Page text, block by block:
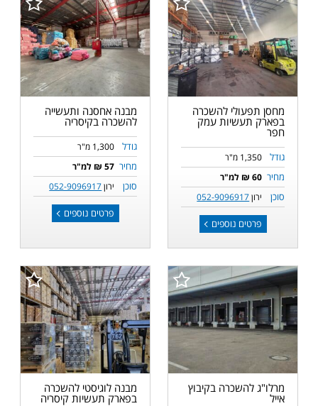
מחסן תפעולי להשכרה
בפארק תעשיות עמק
חפר
גודל 1,350 מ"ר
מחיר 60 ₪ למ"ר
סוכן ירון052-9096917
פרטים נוספים
מבנה אחסנה ותעשייה
להשכרה בקיסריה
גודל 1,300 מ"ר
מחיר 57 ₪ למ"ר
סוכן ירון052-9096917
פרטים נוספים
מרלו"ג להשכרה בקיבוץ
אייל
מבנה לוגיסטי להשכרה
בפארק תעשיות קיסריה